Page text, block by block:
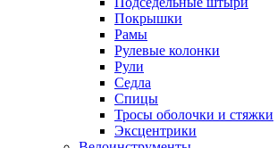
Покрышки
Рамы
Рулевые колонки
Рули
Седла
Спицы
Тросы оболочки и стяжки
Эксцентрики